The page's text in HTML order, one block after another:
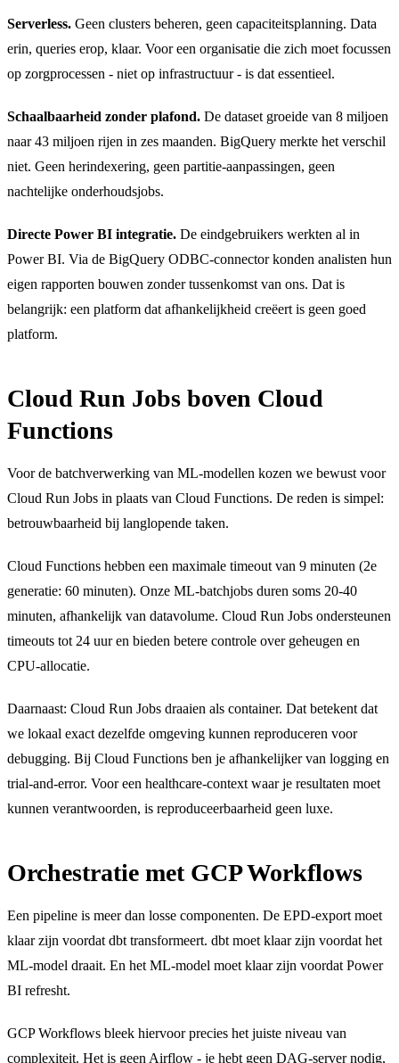
Serverless. Geen clusters beheren, geen capaciteitsplanning. Data
erin, queries erop, klaar. Voor een organisatie die zich moet focussen
op zorgprocessen - niet op infrastructuur - is dat essentieel.
Schaalbaarheid zonder plafond. De dataset groeide van 8 miljoen
naar 43 miljoen rijen in zes maanden. BigQuery merkte het verschil
niet. Geen herindexering, geen partitie-aanpassingen, geen
nachtelijke onderhoudsjobs.
Directe Power BI integratie. De eindgebruikers werkten al in
Power BI. Via de BigQuery ODBC-connector konden analisten hun
eigen rapporten bouwen zonder tussenkomst van ons. Dat is
belangrijk: een platform dat afhankelijkheid creëert is geen goed
platform.
Cloud Run Jobs boven Cloud
Functions
Voor de batchverwerking van ML-modellen kozen we bewust voor
Cloud Run Jobs in plaats van Cloud Functions. De reden is simpel:
betrouwbaarheid bij langlopende taken.
Cloud Functions hebben een maximale timeout van 9 minuten (2e
generatie: 60 minuten). Onze ML-batchjobs duren soms 20-40
minuten, afhankelijk van datavolume. Cloud Run Jobs ondersteunen
timeouts tot 24 uur en bieden betere controle over geheugen en
CPU-allocatie.
Daarnaast: Cloud Run Jobs draaien als container. Dat betekent dat
we lokaal exact dezelfde omgeving kunnen reproduceren voor
debugging. Bij Cloud Functions ben je afhankelijker van logging en
trial-and-error. Voor een healthcare-context waar je resultaten moet
kunnen verantwoorden, is reproduceerbaarheid geen luxe.
Orchestratie met GCP Workflows
Een pipeline is meer dan losse componenten. De EPD-export moet
klaar zijn voordat dbt transformeert. dbt moet klaar zijn voordat het
ML-model draait. En het ML-model moet klaar zijn voordat Power
BI refresht.
GCP Workflows bleek hiervoor precies het juiste niveau van
complexiteit. Het is geen Airflow - je hebt geen DAG-server nodig,